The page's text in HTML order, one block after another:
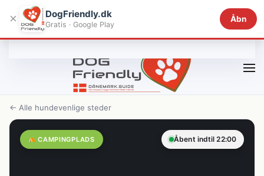
Gå til hovedindhold
× DogFriendly.dk
Gratis · Google Play
Åbn
← Alle hundevenlige steder
CAMPINGPLADS Åbent indtil 22:00